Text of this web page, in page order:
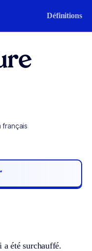
Définitions
français
a été surchauffé.